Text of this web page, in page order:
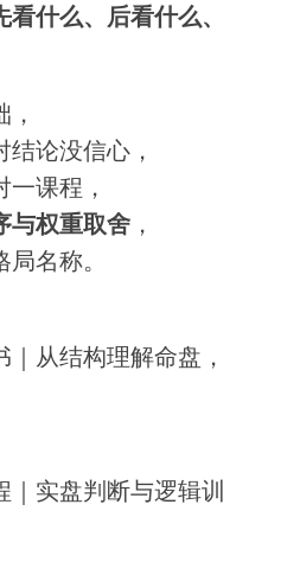
看什么、后看什么、
论没信心，
课程，
与权重取舍 ，
名称。
｜从结构理解命盘，
｜实盘判断与逻辑训